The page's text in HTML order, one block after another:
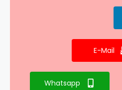
E-Mail
Whatsapp